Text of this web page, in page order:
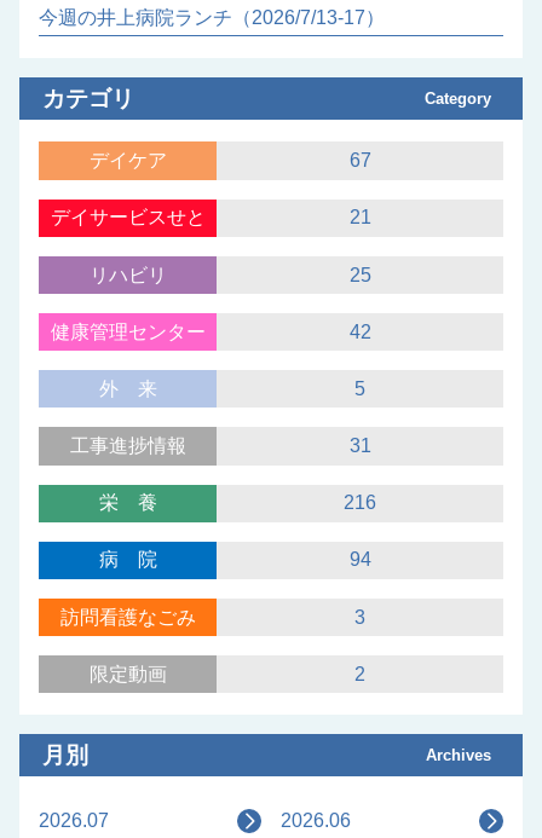
今週の井上病院ランチ（2026/7/13-17）
カテゴリ Category
デイケア 67
デイサービスせと 21
リハビリ 25
健康管理センター 42
外来 5
工事進捗情報 31
栄養 216
病院 94
訪問看護なごみ 3
限定動画 2
月別 Archives
2026.07 2026.06